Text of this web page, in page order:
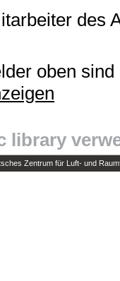
des
oben
library
Zentrum für Luft- und